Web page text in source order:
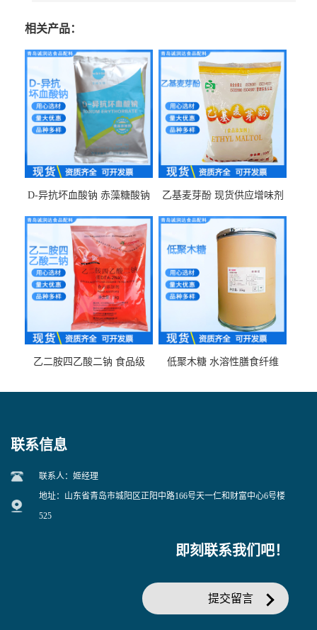
相关产品：
D-异抗坏血酸钠 赤藻糖酸钠
乙基麦芽酚 现货供应增味剂
乙二胺四乙酸二钠 食品级
低聚木糖 水溶性膳食纤维
联系信息
联系人：姬经理
地址：山东省青岛市城阳区正阳中路166号天一仁和财富中心6号楼
525
即刻联系我们吧！
提交留言